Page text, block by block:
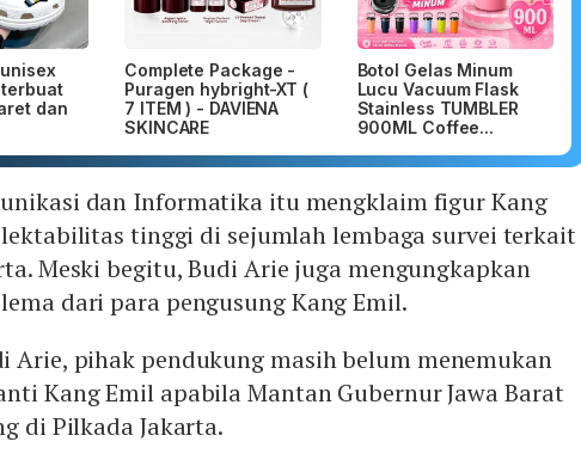
dan
Complete Package -
Puragen hybright-XT (
7 ITEM ) - DAVIENA
SKINCARE
Botol Gelas Minum
Lucu Vacuum Flask
Stainless TUMBLER
900ML Coffee...
dan Informatika itu mengklaim figur Kang
tinggi di sejumlah lembaga survei terkait
Meski begitu, Budi Arie juga mengungkapkan
dari para pengusung Kang Emil.
Arie, pihak pendukung masih belum menemukan
Kang Emil apabila Mantan Gubernur Jawa Barat
di Pilkada Jakarta.